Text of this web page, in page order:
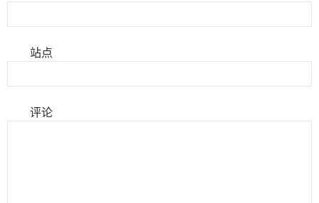
站点
评论